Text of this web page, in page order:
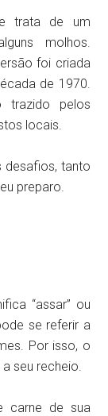
trata de um
molhos.
foi criada
de 1970.
trazido pelos
locais.
desafios, tanto
preparo.
“assar” ou
se referir a
Por isso, o
seu recheio.
carne de sua